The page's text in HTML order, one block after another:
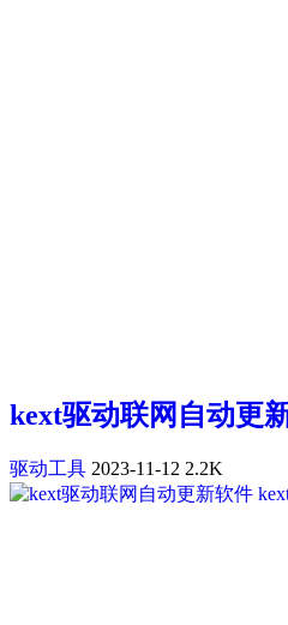
kext驱动联网自动更
驱动工具 2023-11-12 2.2K